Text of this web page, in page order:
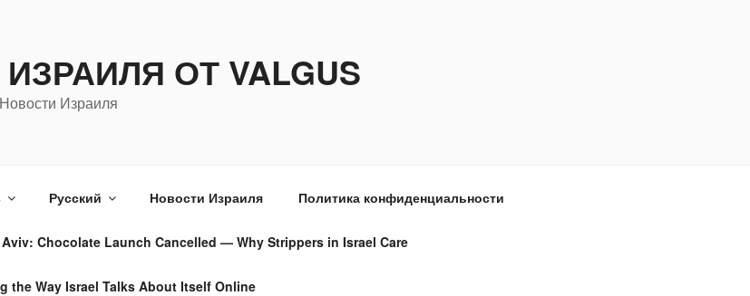
ОТ VALGUS
Израиля
Русский Новости Израиля Политика конфиденциальности
Chocolate Launch Cancelled — Why Strippers in Israel Care
the Way Israel Talks About Itself Online